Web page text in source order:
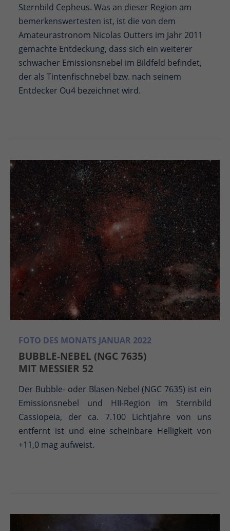
Sternbild Cepheus. Was an dieser Region am
bemerkenswertesten ist, ist die von dem
Amateurastronom Nicolas Outters im Jahr 2011
gemachte Entdeckung, dass sich ein weiterer
schwacher Emissionsnebel im Bildfeld befindet,
der als Tintenfischnebel bzw. nach seinem
Entdecker Ou4 bezeichnet wird.
FOTO DES MONATS JANUAR 2022
BUBBLE-NEBEL (NGC 7635)
MIT MESSIER 52
Der Bubble- oder Blasen-Nebel (NGC 7635) ist ein
Emissionsnebel und HII-Region im Sternbild
Cassiopeia, der ca. 7.100 Lichtjahre von uns
entfernt ist und eine scheinbare Helligkeit von
+11,0 mag aufweist.